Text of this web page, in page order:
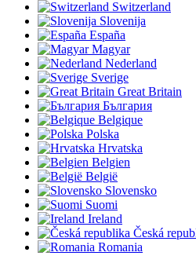
Switzerland
Slovenija
España
Magyar
Nederland
Sverige
Great Britain
България
Belgique
Polska
Hrvatska
Belgien
België
Slovensko
Suomi
Ireland
Česká
Romania